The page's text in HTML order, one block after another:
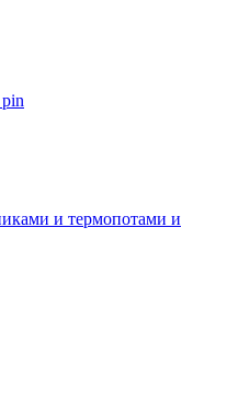
и термопотами и